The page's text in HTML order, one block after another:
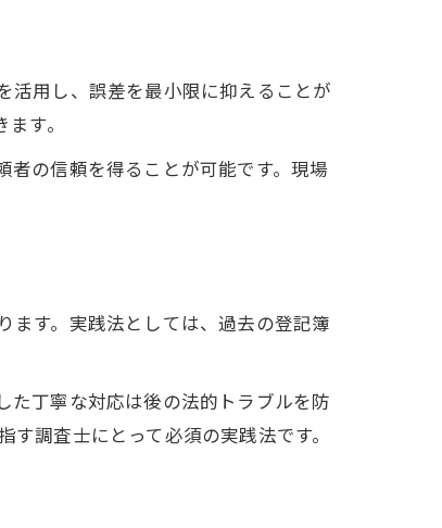
活用し、誤差を最小限に抑えることが
す。
の信頼を得ることが可能です。現場
ます。実践法としては、過去の登記簿
た丁寧な対応は後の法的トラブルを防
調査士にとって必須の実践法です。